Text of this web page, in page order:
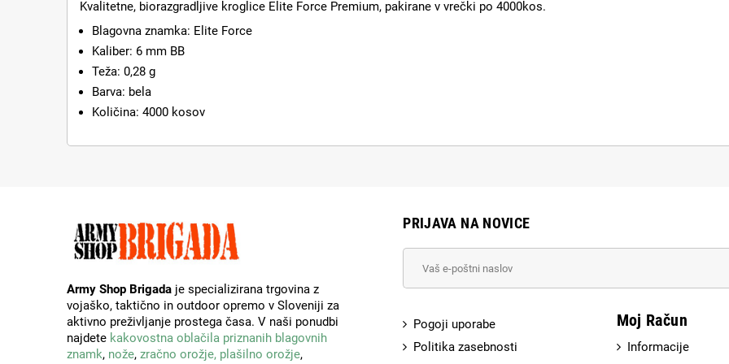
Kvalitetne, biorazgradljive kroglice Elite Force Premium, pakirane v vrečki po 4000kos.
Blagovna znamka: Elite Force
Kaliber: 6 mm BB
Teža: 0,28 g
Barva: bela
Količina: 4000 kosov
Army Shop Brigada je specializirana trgovina z
vojaško, taktično in outdoor opremo v Sloveniji za
aktivno preživljanje prostega časa. V naši ponudbi
najdete kakovostna oblačila priznanih blagovnih
znamk, nože, zračno orožje, plašilno orožje,
PRIJAVA NA NOVICE
Pogoji uporabe
Politika zasebnosti
Moj Račun
Informacije